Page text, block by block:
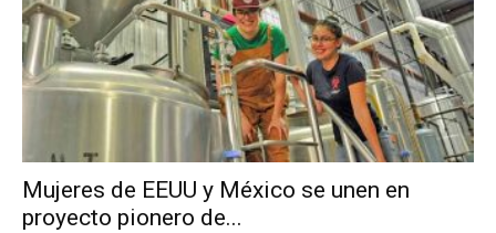
Mujeres de EEUU y México se unen en
proyecto pionero de...